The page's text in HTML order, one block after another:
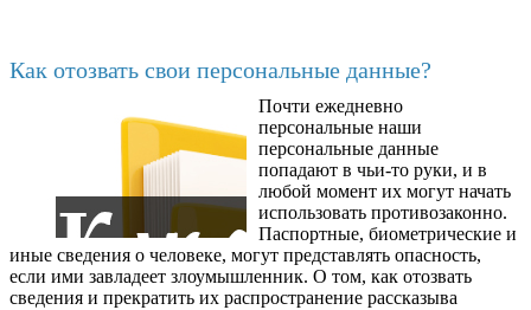
Как отозвать свои персональные данные?
Почти ежедневно
персональные наши
персональные данные
попадают в чьи-то руки, и в
любой момент их могут начать
использовать противозаконно.
Паспортные, биометрические и
иные сведения о человеке, могут представлять опасность,
если ими завладеет злоумышленник. О том, как отозвать
сведения и прекратить их распространение рассказыва